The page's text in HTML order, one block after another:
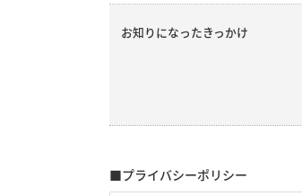
お知りになったきっかけ
■プライバシーポリシー